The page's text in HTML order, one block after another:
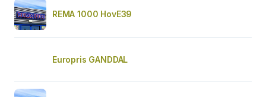
REMA 1000 HovE39
Europris GANDDAL